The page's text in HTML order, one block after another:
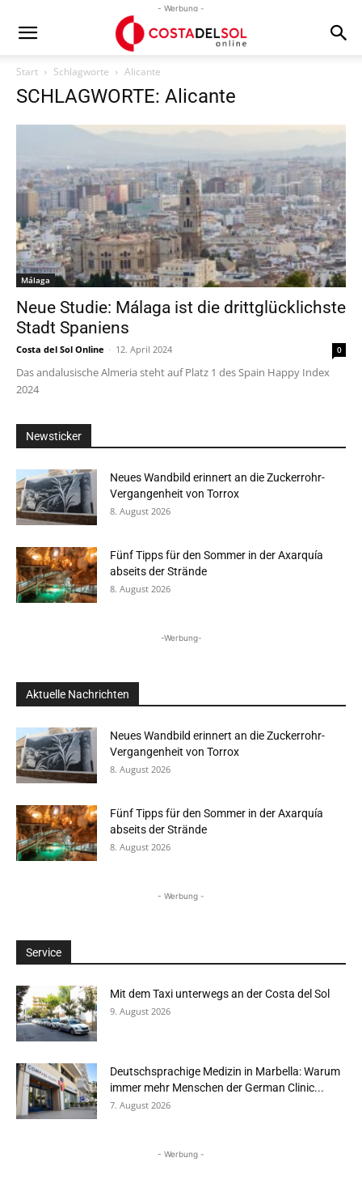
- Werbung -
Start Schlagworte Alicante
SCHLAGWORTE: Alicante
Málaga
Neue Studie: Málaga ist die drittglücklichste
Stadt Spaniens
Costa del Sol Online - 12. April 2024 0
Das andalusische Almeria steht auf Platz 1 des Spain Happy Index
2024
Newsticker
Neues Wandbild erinnert an die Zuckerrohr-
Vergangenheit von Torrox
8. August 2026
Fünf Tipps für den Sommer in der Axarquía
abseits der Strände
8. August 2026
-Werbung-
Aktuelle Nachrichten
Neues Wandbild erinnert an die Zuckerrohr-
Vergangenheit von Torrox
8. August 2026
Fünf Tipps für den Sommer in der Axarquía
abseits der Strände
8. August 2026
- Werbung -
Service
Mit dem Taxi unterwegs an der Costa del Sol
9. August 2026
Deutschsprachige Medizin in Marbella: Warum
immer mehr Menschen der German Clinic...
7. August 2026
- Werbung -